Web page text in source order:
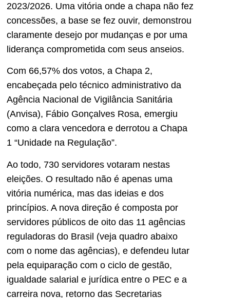
2023/2026. Uma vitória onde a chapa não fez
concessões, a base se fez ouvir, demonstrou
claramente desejo por mudanças e por uma
liderança comprometida com seus anseios.
Com 66,57% dos votos, a Chapa 2,
encabeçada pelo técnico administrativo da
Agência Nacional de Vigilância Sanitária
(Anvisa), Fábio Gonçalves Rosa, emergiu
como a clara vencedora e derrotou a Chapa
1 “Unidade na Regulação”.
Ao todo, 730 servidores votaram nestas
eleições. O resultado não é apenas uma
vitória numérica, mas das ideias e dos
princípios. A nova direção é composta por
servidores públicos de oito das 11 agências
reguladoras do Brasil (veja quadro abaixo
com o nome das agências), e defendeu lutar
pela equiparação com o ciclo de gestão,
igualdade salarial e jurídica entre o PEC e a
carreira nova, retorno das Secretarias